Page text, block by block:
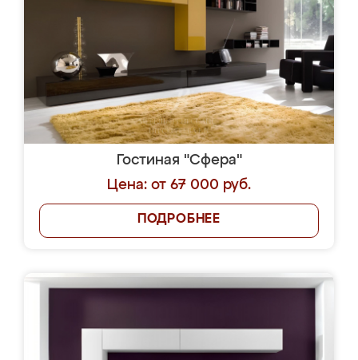
Гостиная "Сфера"
Цена: от 67 000 руб.
ПОДРОБНЕЕ